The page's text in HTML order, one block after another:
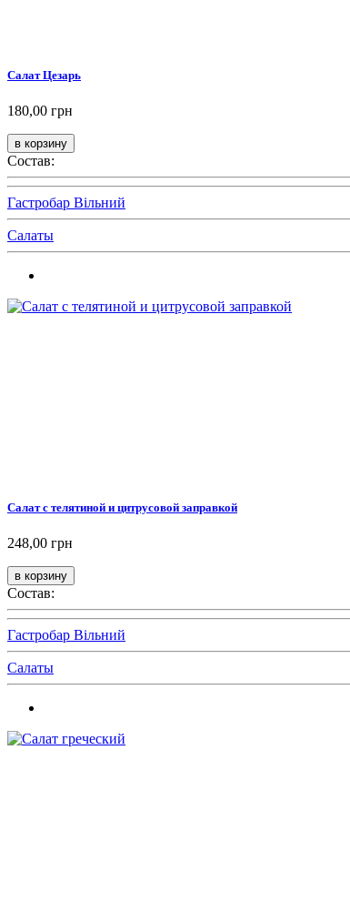
Салат Цезарь
180,00 грн
Состав:
Гастробар Вільний
Салаты
Салат с телятиной и цитрусовой заправкой
248,00 грн
Состав:
Гастробар Вільний
Салаты